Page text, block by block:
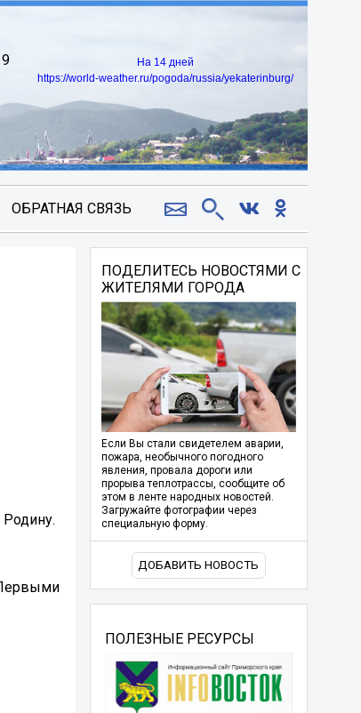
На 14 дней
https://world-weather.ru/pogoda/russia/yekaterinburg/
ОБРАТНАЯ СВЯЗЬ
Первыми
ПОДЕЛИТЕСЬ НОВОСТЯМИ С
ЖИТЕЛЯМИ ГОРОДА
Если Вы стали свидетелем аварии,
пожара, необычного погодного
явления, провала дороги или
прорыва теплотрассы, сообщите об
этом в ленте народных новостей.
Загружайте фотографии через
специальную форму.
ДОБАВИТЬ НОВОСТЬ
ПОЛЕЗНЫЕ РЕСУРСЫ